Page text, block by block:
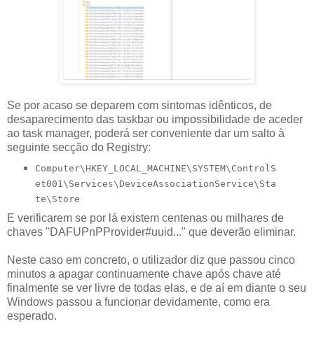
Se por acaso se deparem com sintomas idênticos, de
desaparecimento das taskbar ou impossibilidade de aceder
ao task manager, poderá ser conveniente dar um salto à
seguinte secção do Registry:
Computer\HKEY_LOCAL_MACHINE\SYSTEM\ControlS
et001\Services\DeviceAssociationService\Sta
te\Store
E verificarem se por lá existem centenas ou milhares de
chaves "DAFUPnPProvider#uuid..." que deverão eliminar.
Neste caso em concreto, o utilizador diz que passou cinco
minutos a apagar continuamente chave após chave até
finalmente se ver livre de todas elas, e de aí em diante o seu
Windows passou a funcionar devidamente, como era
esperado.